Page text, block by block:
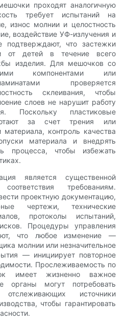
проходят аналогичную
требует испытаний на
износ молнии и целостность
воздействие УФ-излучения и
подтверждают, что застежки
от детей в течение всего
изделия. Для мешочков со
компонентами или
проверяется
склеивания, чтобы
слоев не нарушит работу
Поскольку пластиковые
за счет трения или
контроль качества
материала и внедрять
процесса, чтобы избежать
является существенной
требованиям.
проектную документацию,
чертежи, технические
протоколы испытаний,
Процедуры управления
что любое изменение —
молнии или незначительное
— инициирует повторное
Прослеживаемость по
имеет жизненно важное
органы могут потребовать
источники
чтобы гарантировать